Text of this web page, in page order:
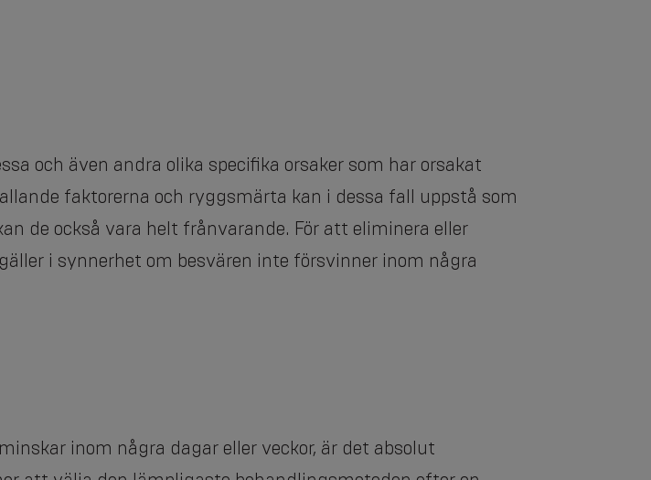
och även andra olika specifika orsaker som har orsakat
faktorerna och ryggsmärta kan i dessa fall uppstå som
de också vara helt frånvarande. För att eliminera eller
i synnerhet om besvären inte försvinner inom några
inom några dagar eller veckor, är det absolut